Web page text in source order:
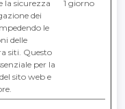
la sicurezza
dei
le
delle
siti. Questo
per la
sito web e
1 giorno